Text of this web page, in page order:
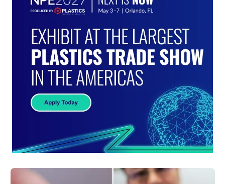
anderes Verfahren haben, das den Druck mehrerer Materialien
ermöglicht, können Sie die Vorteile…
MEHR LESEN